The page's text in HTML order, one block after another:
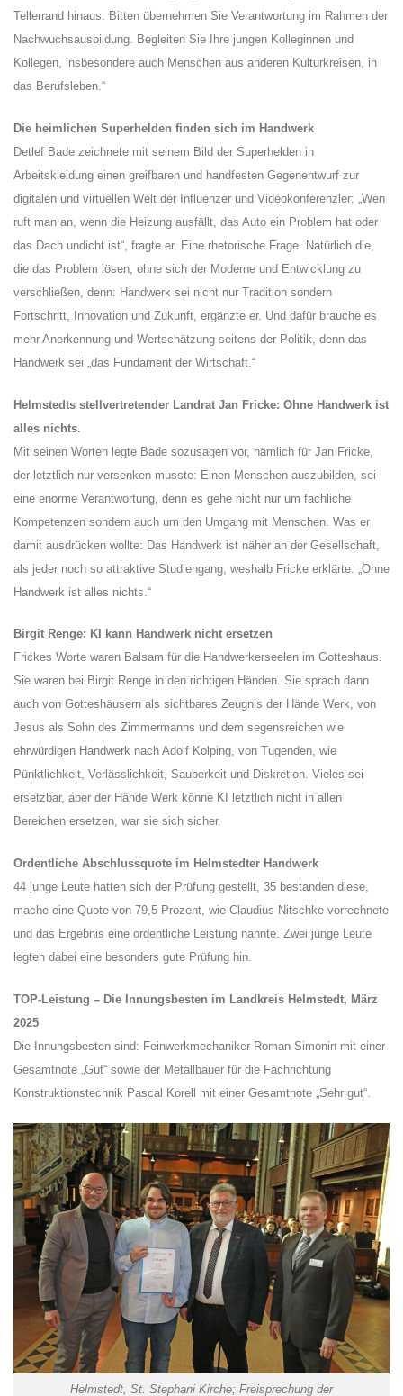
Tellerrand hinaus. Bitten übernehmen Sie Verantwortung im Rahmen der
Nachwuchsausbildung. Begleiten Sie Ihre jungen Kolleginnen und
Kollegen, insbesondere auch Menschen aus anderen Kulturkreisen, in
das Berufsleben.“
Die heimlichen Superhelden finden sich im Handwerk
Detlef Bade zeichnete mit seinem Bild der Superhelden in
Arbeitskleidung einen greifbaren und handfesten Gegenentwurf zur
digitalen und virtuellen Welt der Influenzer und Videokonferenzler: „Wen
ruft man an, wenn die Heizung ausfällt, das Auto ein Problem hat oder
das Dach undicht ist“, fragte er. Eine rhetorische Frage. Natürlich die,
die das Problem lösen, ohne sich der Moderne und Entwicklung zu
verschließen, denn: Handwerk sei nicht nur Tradition sondern
Fortschritt, Innovation und Zukunft, ergänzte er. Und dafür brauche es
mehr Anerkennung und Wertschätzung seitens der Politik, denn das
Handwerk sei „das Fundament der Wirtschaft.“
Helmstedts stellvertretender Landrat Jan Fricke: Ohne Handwerk ist
alles nichts.
Mit seinen Worten legte Bade sozusagen vor, nämlich für Jan Fricke,
der letztlich nur versenken musste: Einen Menschen auszubilden, sei
eine enorme Verantwortung, denn es gehe nicht nur um fachliche
Kompetenzen sondern auch um den Umgang mit Menschen. Was er
damit ausdrücken wollte: Das Handwerk ist näher an der Gesellschaft,
als jeder noch so attraktive Studiengang, weshalb Fricke erklärte: „Ohne
Handwerk ist alles nichts.“
Birgit Renge: KI kann Handwerk nicht ersetzen
Frickes Worte waren Balsam für die Handwerkerseelen im Gotteshaus.
Sie waren bei Birgit Renge in den richtigen Händen. Sie sprach dann
auch von Gotteshäusern als sichtbares Zeugnis der Hände Werk, von
Jesus als Sohn des Zimmermanns und dem segensreichen wie
ehrwürdigen Handwerk nach Adolf Kolping, von Tugenden, wie
Pünktlichkeit, Verlässlichkeit, Sauberkeit und Diskretion. Vieles sei
ersetzbar, aber der Hände Werk könne KI letztlich nicht in allen
Bereichen ersetzen, war sie sich sicher.
Ordentliche Abschlussquote im Helmstedter Handwerk
44 junge Leute hatten sich der Prüfung gestellt, 35 bestanden diese,
mache eine Quote von 79,5 Prozent, wie Claudius Nitschke vorrechnete
und das Ergebnis eine ordentliche Leistung nannte. Zwei junge Leute
legten dabei eine besonders gute Prüfung hin.
TOP-Leistung – Die Innungsbesten im Landkreis Helmstedt, März
2025
Die Innungsbesten sind: Feinwerkmechaniker Roman Simonin mit einer
Gesamtnote „Gut“ sowie der Metallbauer für die Fachrichtung
Konstruktionstechnik Pascal Korell mit einer Gesamtnote „Sehr gut“.
Helmstedt, St. Stephani Kirche; Freisprechung der